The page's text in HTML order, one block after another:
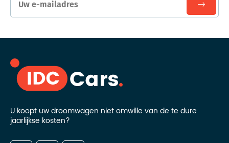
U koopt uw droomwagen niet omwille van de te dure
jaarlijkse kosten?